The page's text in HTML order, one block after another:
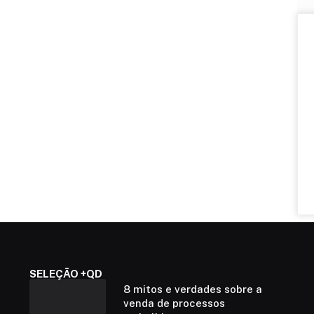
SELEÇÃO +QD
8 mitos e verdades sobre a
venda de processos